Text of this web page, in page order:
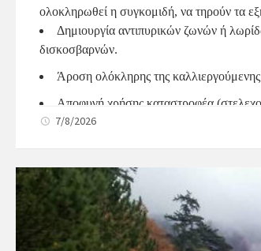
ολοκληρωθεί η συγκομιδή, να τηρούν τα
Δημιουργία αντιπυρικών ζωνών ή
δισκοσβαρνών.
Άροση ολόκληρης της
Αποφυγή χρήσης καταστροφέα
Επικινδυνότητας είναι κατηγορίας 3 ή
Ενημερώνονται για τους κινδύνους
Επιδεικνύουν αυξημένη υπευθυνότητα
Δράσεις του Δήμου Ο Δήμος μας, σε πλήρη
7/8/2026